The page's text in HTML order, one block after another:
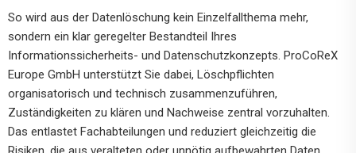
So wird aus der Datenlöschung kein Einzelfallthema mehr,
sondern ein klar geregelter Bestandteil Ihres
Informationssicherheits- und Datenschutzkonzepts. ProCoReX
Europe GmbH unterstützt Sie dabei, Löschpflichten
organisatorisch und technisch zusammenzuführen,
Zuständigkeiten zu klären und Nachweise zentral vorzuhalten.
Das entlastet Fachabteilungen und reduziert gleichzeitig die